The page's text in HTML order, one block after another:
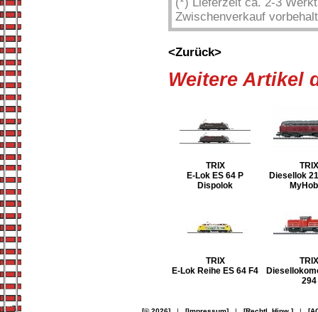
Zwischenverkauf
<Zurück>
Weitere Artikel
TRIX
E-Lok ES 64 P
Dispolok
TRIX
Diesellok
TRIX
E-Lok Reihe ES 64 F4
TRIX
294